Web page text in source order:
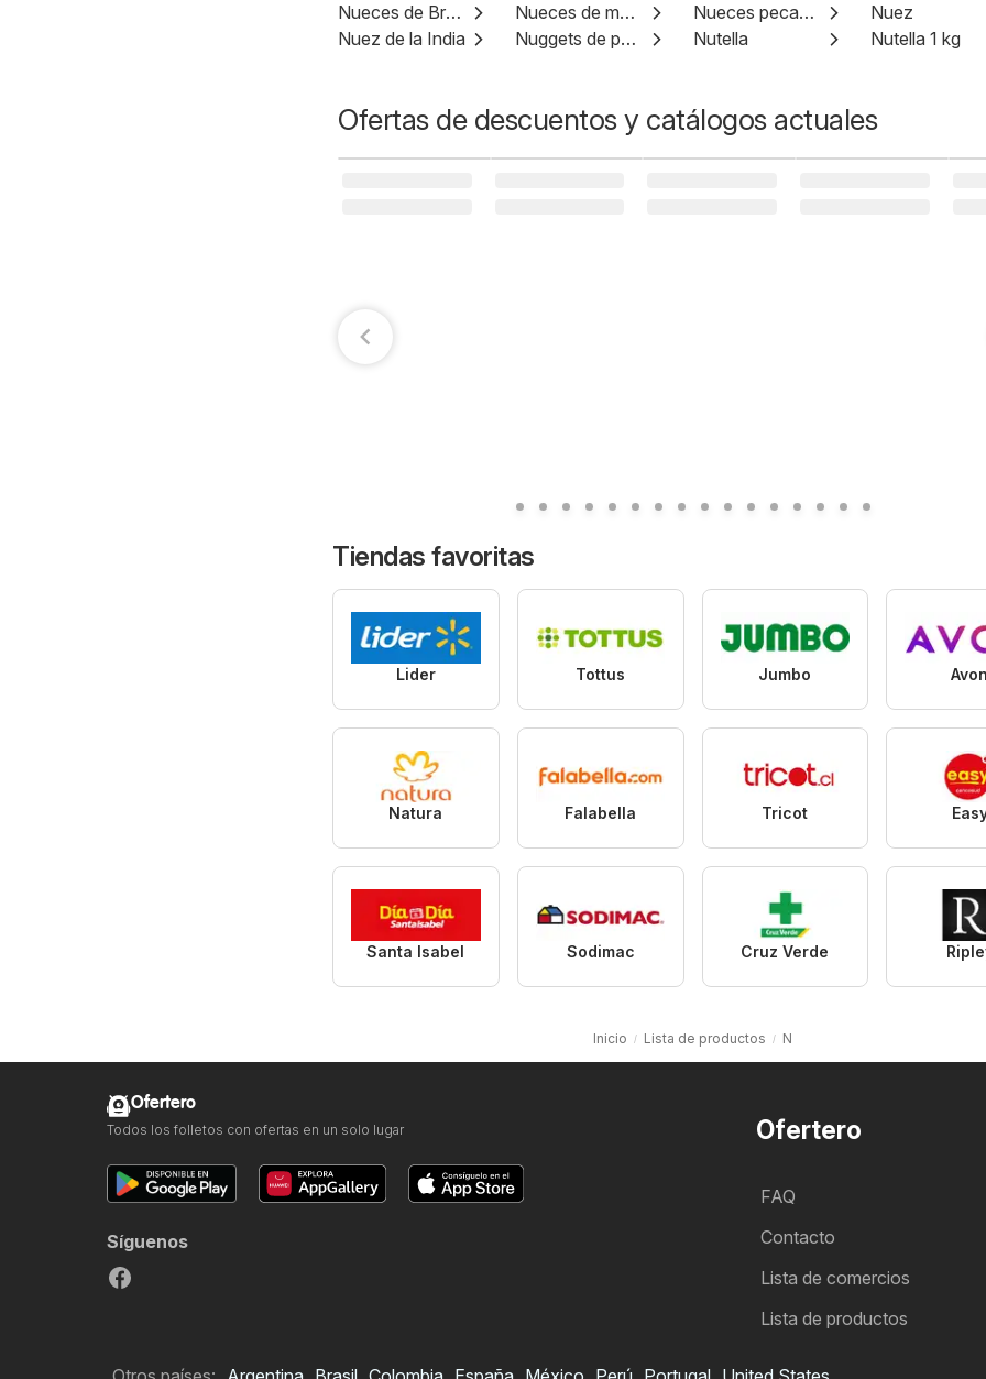
Nueces de Brasil
Nueces de macadamia Nueces pecanas
Nuez
Nuez de la India
Nuggets de pollo Nutella Nutella 1 kg
Ofertas de descuentos y catálogos actuales
Tiendas favoritas
Lider Tottus Jumbo
Natura Falabella Tricot
Santa Isabel Sodimac Cruz Verde
Inicio Lista de productos N
Ofertero
FAQ
Contacto
Lista de comercios
Lista de productos
Ofertero
Todos los folletos con ofertas en un solo lugar
Síguenos